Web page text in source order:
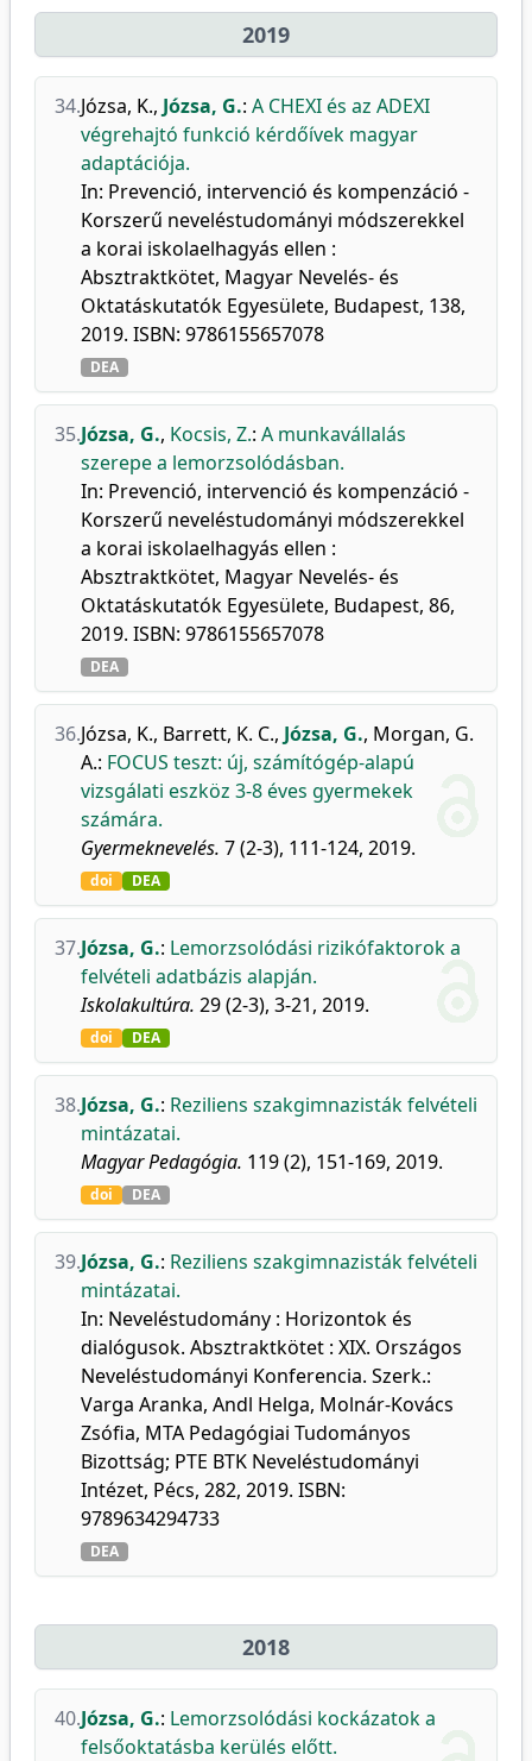
2019
34.Józsa, K., Józsa, G.: A CHEXI és az ADEXI
végrehajtó funkció kérdőívek magyar
adaptációja.
In: Prevenció, intervenció és kompenzáció -
Korszerű neveléstudományi módszerekkel
a korai iskolaelhagyás ellen :
Absztraktkötet, Magyar Nevelés- és
Oktatáskutatók Egyesülete, Budapest, 138,
2019. ISBN: 9786155657078
DEA
35.Józsa, G., Kocsis, Z.: A munkavállalás
szerepe a lemorzsolódásban.
In: Prevenció, intervenció és kompenzáció -
Korszerű neveléstudományi módszerekkel
a korai iskolaelhagyás ellen :
Absztraktkötet, Magyar Nevelés- és
Oktatáskutatók Egyesülete, Budapest, 86,
2019. ISBN: 9786155657078
DEA
36.Józsa, K., Barrett, K. C., Józsa, G., Morgan, G.
A.: FOCUS teszt: új, számítógép-alapú
vizsgálati eszköz 3-8 éves gyermekek
számára.
Gyermeknevelés. 7 (2-3), 111-124, 2019.
doi DEA
37.Józsa, G.: Lemorzsolódási rizikófaktorok a
felvételi adatbázis alapján.
Iskolakultúra. 29 (2-3), 3-21, 2019.
doi DEA
38.Józsa, G.: Reziliens szakgimnazisták felvételi
mintázatai.
Magyar Pedagógia. 119 (2), 151-169, 2019.
doi DEA
39.Józsa, G.: Reziliens szakgimnazisták felvételi
mintázatai.
In: Neveléstudomány : Horizontok és
dialógusok. Absztraktkötet : XIX. Országos
Neveléstudományi Konferencia. Szerk.:
Varga Aranka, Andl Helga, Molnár-Kovács
Zsófia, MTA Pedagógiai Tudományos
Bizottság; PTE BTK Neveléstudományi
Intézet, Pécs, 282, 2019. ISBN:
9789634294733
DEA
2018
40.Józsa, G.: Lemorzsolódási kockázatok a
felsőoktatásba kerülés előtt.